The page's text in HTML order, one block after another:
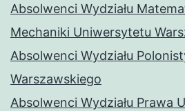
Absolwenci Wydziału
Mechaniki Uniwersytetu
Absolwenci Wydziału
Warszawskiego
Absolwenci Wydziału Prawa